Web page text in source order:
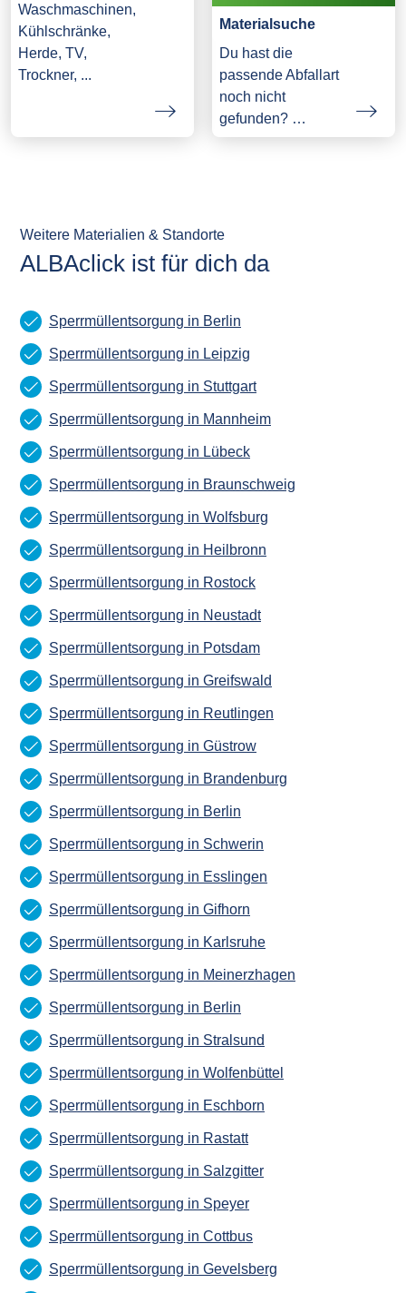
Waschmaschinen,
Kühlschränke,
Herde, TV,
Trockner, ...
Materialsuche
Du hast die
passende Abfallart
noch nicht
gefunden? …
Weitere Materialien & Standorte
ALBAclick ist für dich da
Sperrmüllentsorgung in Berlin
Sperrmüllentsorgung in Leipzig
Sperrmüllentsorgung in Stuttgart
Sperrmüllentsorgung in Mannheim
Sperrmüllentsorgung in Lübeck
Sperrmüllentsorgung in Braunschweig
Sperrmüllentsorgung in Wolfsburg
Sperrmüllentsorgung in Heilbronn
Sperrmüllentsorgung in Rostock
Sperrmüllentsorgung in Neustadt
Sperrmüllentsorgung in Potsdam
Sperrmüllentsorgung in Greifswald
Sperrmüllentsorgung in Reutlingen
Sperrmüllentsorgung in Güstrow
Sperrmüllentsorgung in Brandenburg
Sperrmüllentsorgung in Berlin
Sperrmüllentsorgung in Schwerin
Sperrmüllentsorgung in Esslingen
Sperrmüllentsorgung in Gifhorn
Sperrmüllentsorgung in Karlsruhe
Sperrmüllentsorgung in Meinerzhagen
Sperrmüllentsorgung in Berlin
Sperrmüllentsorgung in Stralsund
Sperrmüllentsorgung in Wolfenbüttel
Sperrmüllentsorgung in Eschborn
Sperrmüllentsorgung in Rastatt
Sperrmüllentsorgung in Salzgitter
Sperrmüllentsorgung in Speyer
Sperrmüllentsorgung in Cottbus
Sperrmüllentsorgung in Gevelsberg